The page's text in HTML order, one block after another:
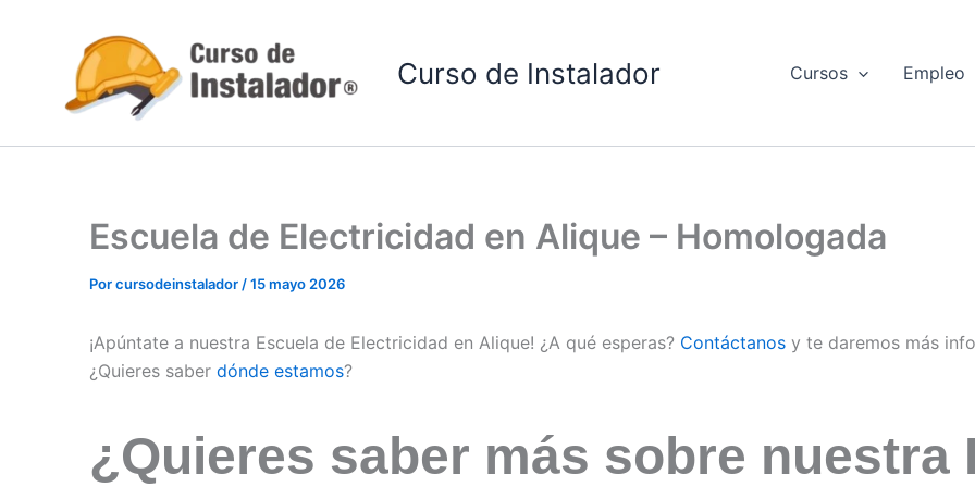
contenido
Curso de Instalador Cursos Empleo
Escuela de Electricidad en Alique – Homologada
Porcursodeinstalador/15 mayo 2026
¡Apúntate a nuestra Escuela de Electricidad en Alique! ¿A qué esperas? Contáctanos y te daremos más
¿Quieres saber dónde estamos?
¿Quieres saber más sobre nuestra